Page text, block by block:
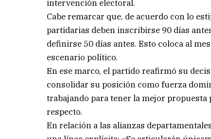
intervención electoral.
Cabe remarcar que, de acuerdo con lo
partidarias deben inscribirse 90 días
definirse 50 días antes. Esto coloca al
escenario político.
En ese marco, el partido reafirmó su
consolidar su posición como fuerza
trabajando para tener la mejor
respecto.
En relación a las alianzas